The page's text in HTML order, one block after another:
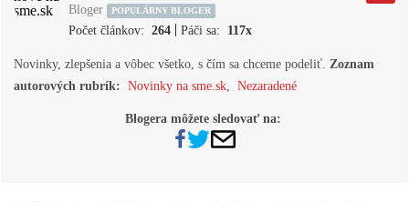
Bloger POPULÁRNY BLOGER
Počet článkov: 264 | Páči sa: 117x
Novinky, zlepšenia a vôbec všetko, s čím sa chceme podeliť. Zoznam
autorových rubrík: Novinky na sme.sk Nezaradené
Blogera môžete sledovať na: